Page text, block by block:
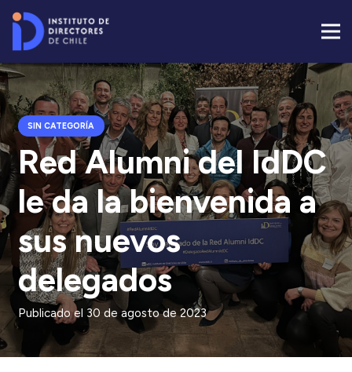
SIN CATEGORÍA
Red Alumni del IdDC
le da la bienvenida a
sus nuevos
delegados
Publicado el 30 de agosto de 2023